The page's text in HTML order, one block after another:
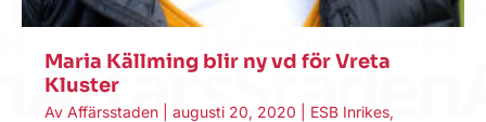
Maria Källming blir ny vd för Vreta
Kluster
Av Affärsstaden augusti 20, 2020 ESB Inrikes,